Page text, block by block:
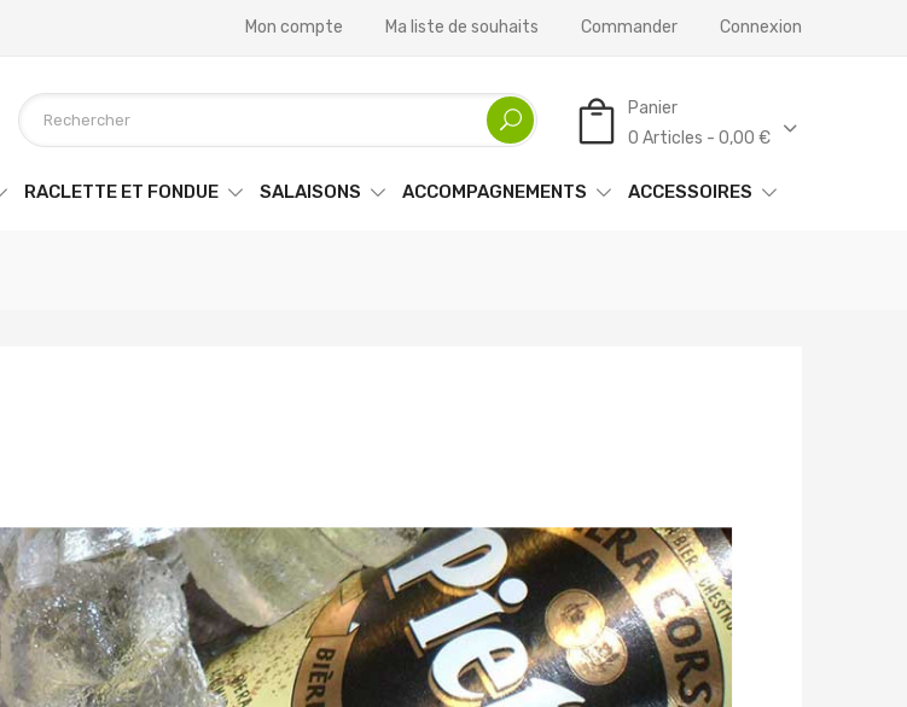
Mon compte Ma liste de souhaits Commander Connexion
Panier
0 Articles - 0,00 €
RACLETTE ET FONDUE SALAISONS ACCOMPAGNEMENTS ACCESSOIRES